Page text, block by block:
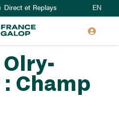
Aller
au
contenu
principal
Direct et Replays EN
Champ